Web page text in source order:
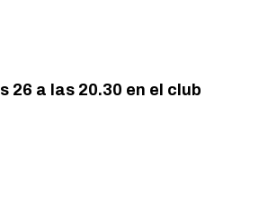
26 a las 20.30 en el club